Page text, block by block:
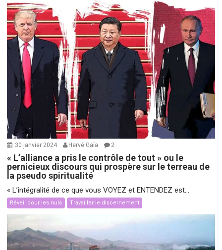
30 janvier 2024 Hervé Gaïa 2
« L’alliance a pris le contrôle de tout » ou le
pernicieux discours qui prospère sur le terreau de
la pseudo spiritualité
« L’intégralité de ce que vous VOYEZ et ENTENDEZ est...
Réveil pour les nuls Travailler le discernement